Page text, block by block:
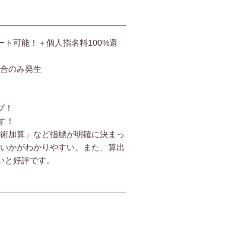
可能！＋個人指名料100%還
のみ発生
！
加算」など指標が明確に決まっ
かがわかりやすい。また、算出
好評です。